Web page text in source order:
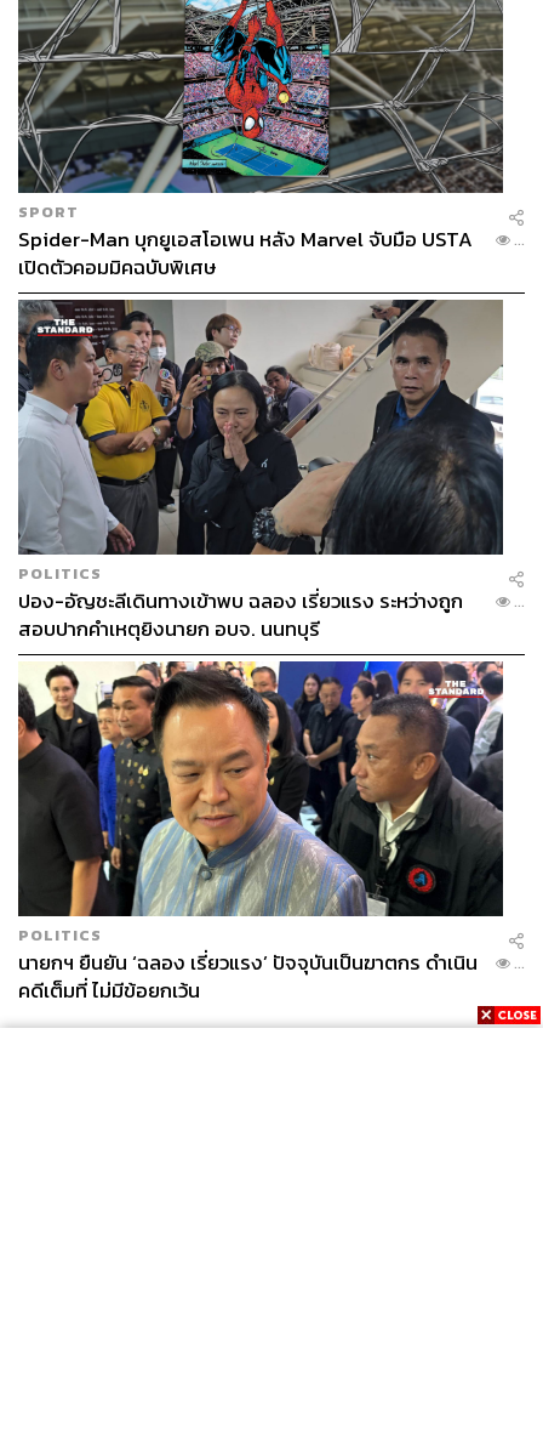
SPORT
Spider-Man บุกยูเอสโอเพน หลัง Marvel จับมือ USTA
เปิดตัวคอมมิคฉบับพิเศษ
...
POLITICS
ปอง-อัญชะลีเดินทางเข้าพบ ฉลอง เรี่ยวแรง ระหว่างถูก
สอบปากคำเหตุยิงนายก อบจ. นนทบุรี
...
POLITICS
นายกฯ ยืนยัน ‘ฉลอง เรี่ยวแรง’ ปัจจุบันเป็นฆาตกร ดำเนิน
คดีเต็มที่ ไม่มีข้อยกเว้น
...